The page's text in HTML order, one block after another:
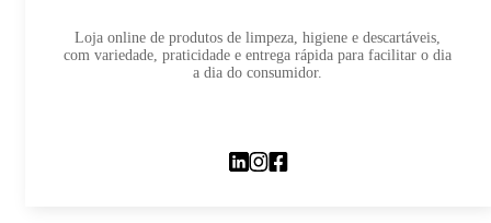
Loja online de produtos de limpeza, higiene e descartáveis,
com variedade, praticidade e entrega rápida para facilitar o dia
a dia do consumidor.